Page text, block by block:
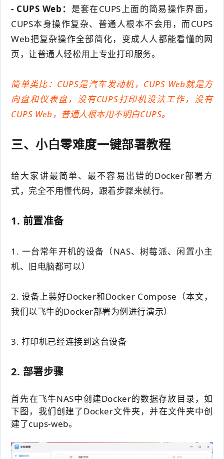
- CUPS Web： 是套在CUPS上面的简易操作界面，
CUPS本身操作复杂、普通人根本不会用，而CUPS
Web把复杂操作全部简化，变成人人都能看懂的网
页，让普通人轻松用上专业打印服务。
简单类比：CUPS是汽车发动机，CUPS Web就是方
向盘和仪表盘，没有CUPS打印机没法工作，没有
CUPS Web，普通人根本用不明白CUPS。
三、小白零难度一键部署教程
给大家讲最简单、最不容易出错的Docker部署方
式，完全不用懂代码，跟着步骤来就行。
1. 前置准备
1. 一台常年开机的设备（NAS、树莓派、闲置小主
机、旧电脑都可以）
2. 设备上装好Docker和Docker Compose（本文，
我们以飞牛的Docker部署为例进行演示）
3. 打印机已经连接到这台设备
2. 部署步骤
首先在飞牛NAS中创建Docker的数据存放目录，如
下图，我们创建了Docker文件夹，并在文件夹中创
建了cups-web。